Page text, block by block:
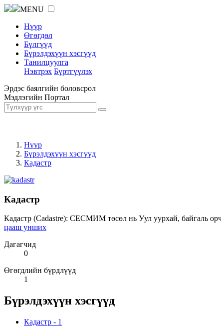
MENU
Нүүр
Өгөгдөл
Бүлгүүд
Бүрэлдэхүүн хэсгүүд
Танилцуулга
Нэвтрэх Бүртгүүлэх
Эрдэс баялгийн боловсрол
Мэдлэгийн Портал
Нүүр
Бүрэлдэхүүн хэсгүүд
Кадастр
Кадастр
Кадастр (Cadastre): СЕСМИМ төсөл нь Уул уурхай, байгаль
цааш унших
Дагагчид
0
Өгөгдлийн бүрдлүүд
1
Бүрэлдэхүүн хэсгүүд
Кадастр - 1